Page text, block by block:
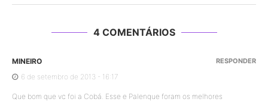
4 COMENTÁRIOS
MINEIRO
6 de setembro de 2013 - 16:17
Que bom que vc foi a Cobá. Esse e Palenque foram os melhores
RESPONDER